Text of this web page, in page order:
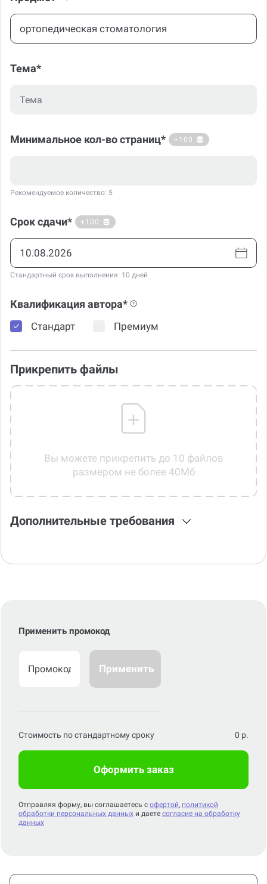
Тема*
Минимальное кол-во страниц* +100
Рекомендуемое количество: 5
Срок сдачи* +100
Стандартный срок выполнения: 10 дней
Квалификация автора*
Стандарт Премиум
Прикрепить файлы
Вы можете прикрепить до 10 файлов
размером не более 40Мб
Дополнительные требования
Применить промокод
Применить
Стоимость по стандартному сроку 0 р.
Оформить заказ
Отправляя форму, вы соглашаетесь с офертой, политикой
обработки персональных данных и даете согласие на обработку
данных